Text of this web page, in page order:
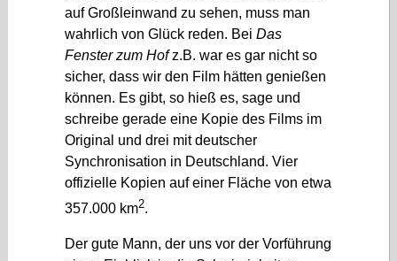
auf Großleinwand zu sehen, muss man
wahrlich von Glück reden. Bei Das
Fenster zum Hofz.B. war es gar nicht so
sicher, dass wir den Film hätten genießen
können. Es gibt, so hieß es, sage und
schreibe gerade eine Kopie des Films im
Original und drei mit deutscher
Synchronisation in Deutschland. Vier
offizielle Kopien auf einer Fläche von etwa
357.000 km2.
Der gute Mann, der uns vor der Vorführung